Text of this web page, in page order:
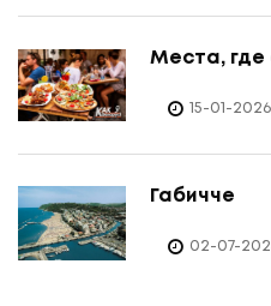
Места, где
15-01-
Габичче
02-07-